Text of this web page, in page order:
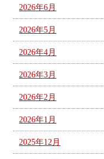
2026年6月
2026年5月
2026年4月
2026年3月
2026年2月
2026年1月
2025年12月